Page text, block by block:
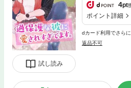
試し読み
4pt
ポイント詳細
dカード利用でさら
返品不可